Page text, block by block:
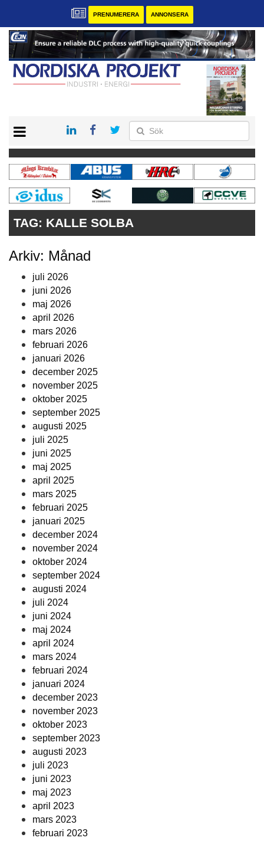
PRENUMERERA ANNONSERA
KONTAKT
VÅRA ANDRA MAGASIN
PRENUMERERA
ANNONSERA
TAG: KALLE SOLBA
Arkiv: Månad
juli 2026
juni 2026
maj 2026
april 2026
mars 2026
februari 2026
januari 2026
december 2025
november 2025
oktober 2025
september 2025
augusti 2025
juli 2025
juni 2025
maj 2025
april 2025
mars 2025
februari 2025
januari 2025
december 2024
november 2024
oktober 2024
september 2024
augusti 2024
juli 2024
juni 2024
maj 2024
april 2024
mars 2024
februari 2024
januari 2024
december 2023
november 2023
oktober 2023
september 2023
augusti 2023
juli 2023
juni 2023
maj 2023
april 2023
mars 2023
februari 2023